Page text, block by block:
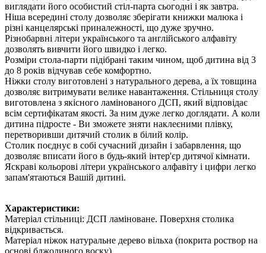
виглядати його особистий стіл-парта сьогодні і як завтра.
Ніша всередині столу дозволяє зберігати книжки малюка і
різні канцелярські приналежності, що дуже зручно.
Різнобарвні літери українського та англійського алфавіту
дозволять вивчити його швидко і легко.
Розміри стола-парти підібрані таким чином, щоб дитина від 3
до 8 років відчував себе комфортно.
Ніжки столу виготовлені з натурального дерева, а їх товщина
дозволяє витримувати велике навантаження. Стільниця столу
виготовлена з якісного ламінованого ДСП, який відповідає
всім сертифікатам якості. За ним дуже легко доглядати. А коли
дитина підросте - Ви зможете зняти наклеєними плівку,
перетворивши дитячий столик в білий колір.
Столик поєднує в собі сучасний дизайн і забарвлення, що
дозволяє вписати його в будь-який інтер'єр дитячої кімнати.
Яскраві кольорові літери українського алфавіту і цифри легко
запам'ятаються Вашій дитині.
Характеристики:
Матеріал стільниці: ДСП ламіноване. Поверхня столика
відкривається.
Матеріал ніжок натуральне дерево вільха (покрита роствор на
основі бджолиного воску).